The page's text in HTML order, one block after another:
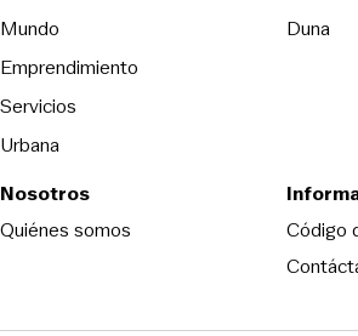
Mundo
Emprendimiento
Servicios
Urbana
Duna
Nosotros
Quiénes somos
Código